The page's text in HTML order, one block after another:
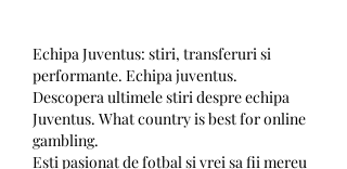
Echipa Juventus: stiri, transferuri si
performante. Echipa juventus.
Descopera ultimele stiri despre echipa
Juventus. What country is best for online
gambling.
Esti pasionat de fotbal si vrei sa fii mereu